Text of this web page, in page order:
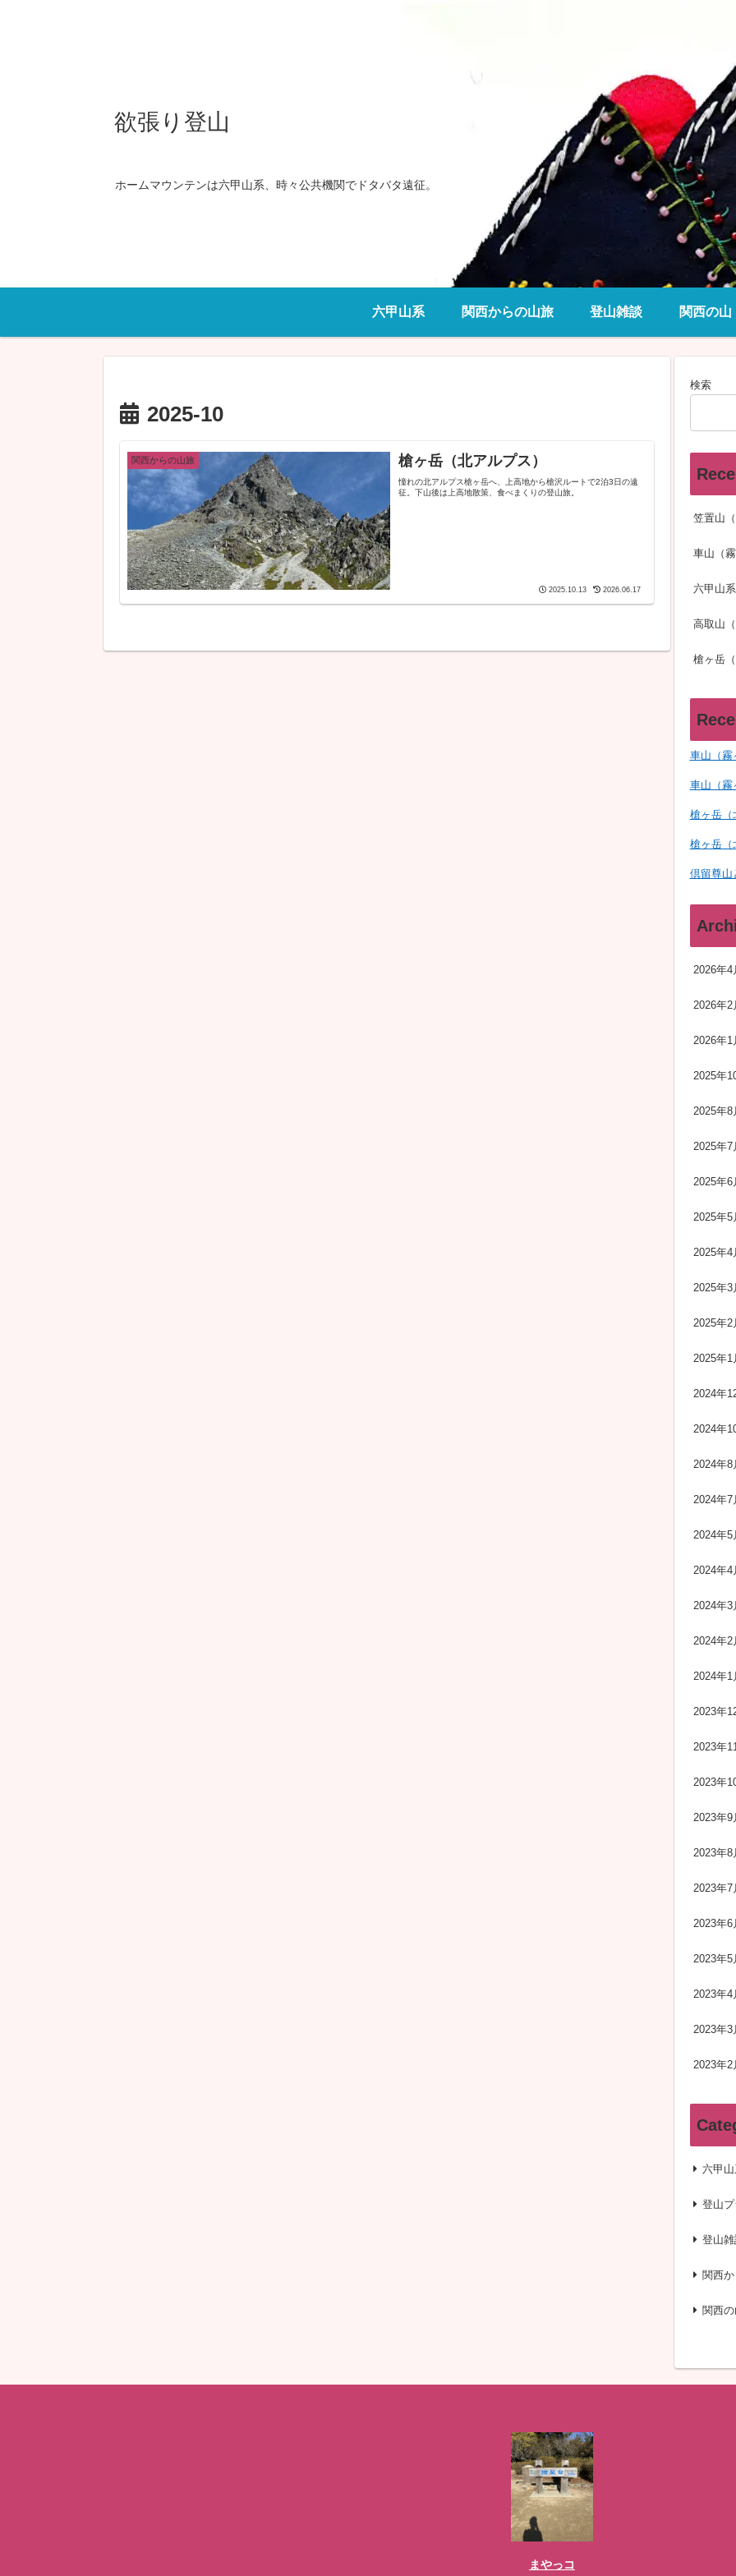
欲張り登山
ホームマウンテンは六甲山系、時々公共機関でドタバタ遠征。
六甲山系 関西からの山旅 登山雑談 関西の山
2025-10
関西からの山旅 槍ヶ岳（北アルプス）
憧れの北アルプス槍ヶ岳へ、上高地から槍沢ルートで2泊3日の遠
征。下山後は上高地散策、食べまくりの登山旅。
2025.10.13 2026.06.17
検索
笠置山（
車山（
六甲山
高取山
槍ヶ岳
車山（霧
車山（霧
槍ヶ岳（
槍ヶ岳（
倶留尊山
2026年4
2026年2
2026年1
2025年
2025年8
2025年7
2025年6
2025年5
2025年4
2025年3
2025年2
2025年1
2024年
2024年
2024年8
2024年7
2024年5
2024年4
2024年3
2024年2
2024年1
2023年
2023年
2023年
2023年9
2023年8
2023年7
2023年6
2023年5
2023年4
2023年3
2023年2
六甲山
登山
登山雑
関西
関西の
まやっコ